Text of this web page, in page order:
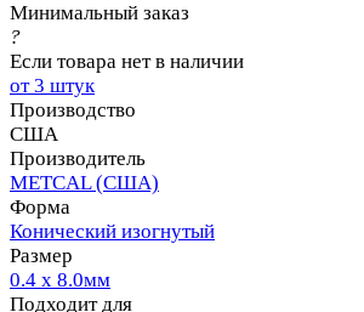
Минимальный заказ
?
Если товара нет в наличии
от 3 штук
Производство
США
Производитель
METCAL (США)
Форма
Конический изогнутый
Размер
0.4 x 8.0мм
Подходит для